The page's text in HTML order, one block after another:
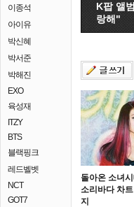
이종석
아이유
박신혜
박서준
박해진
EXO
육성재
ITZY
BTS
블랙핑크
레드벨벳
NCT
GOT7
K팝 앨
랑해"
돌아온 소녀시
소리바다 차
지